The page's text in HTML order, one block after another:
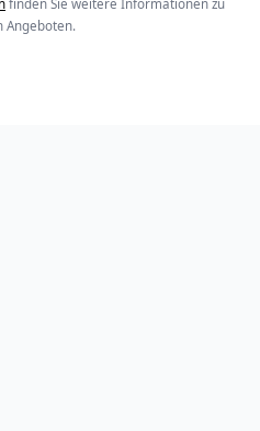
finden Sie weitere Informationen zu
Angeboten.